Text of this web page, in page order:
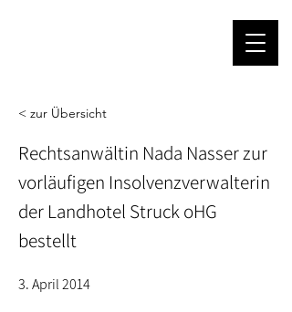
< zur Übersicht
Rechtsanwältin Nada Nasser zur
vorläufigen Insolvenzverwalterin
der Landhotel Struck oHG
bestellt
3. April 2014